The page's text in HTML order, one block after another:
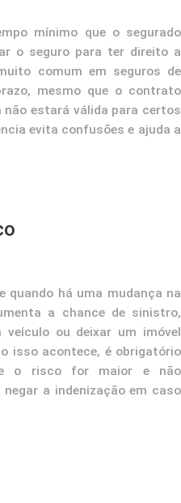
mínimo que o segurado
o seguro para ter direito a
comum em seguros de
mesmo que o contrato
estará válida para certos
evita confusões e ajuda a
quando há uma mudança na
a chance de sinistro,
ou deixar um imóvel
isso acontece, é obrigatório
o risco for maior e não
a indenização em caso